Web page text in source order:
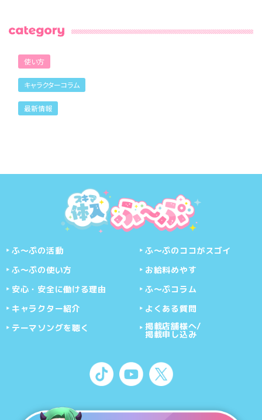
使い方
キャラクターコラム
最新情報
ふ〜ぷの活動
ふ〜ぷの使い方
安心・安全に働ける理由
キャラクター紹介
テーマソングを聴く
ふ〜ぷのココがスゴイ
お給料めやす
ふ〜ぷコラム
よくある質問
掲載店舗様へ/
掲載申し込み